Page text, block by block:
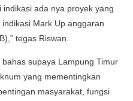
ada nya proyek yang
Mark Up anggaran
tegas Riswan.
supaya Lampung Timur
yang mementingkan
masyarakat, fungsi